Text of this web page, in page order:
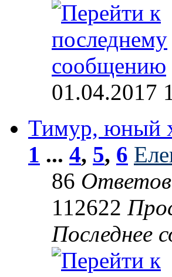
01.04.2017
Тимур, юный
1 ... 4, 5, 6
86 Ответов
112622
Последнее